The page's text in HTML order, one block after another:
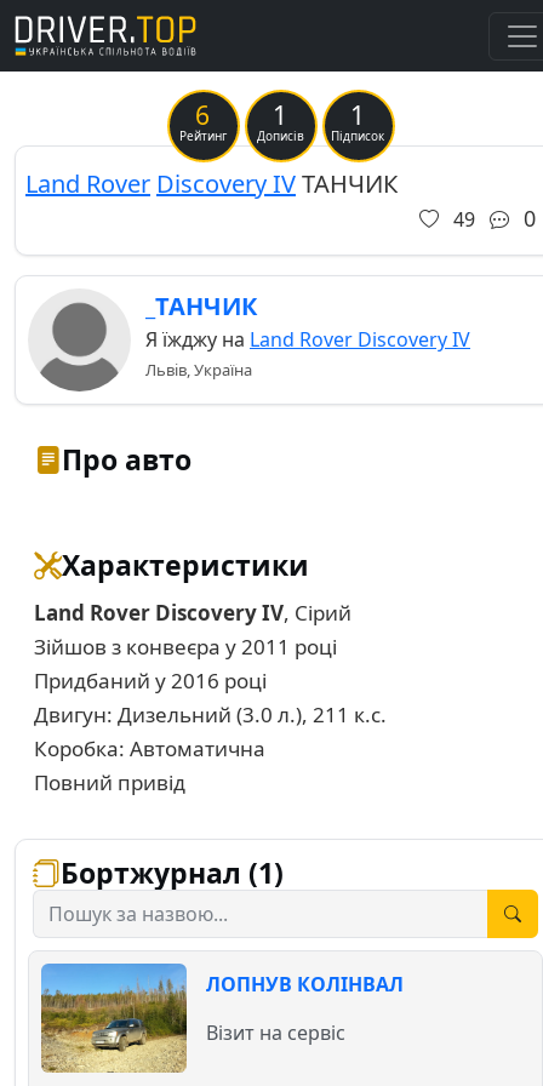
6
Рейтинг
1
Дописів
1
Підписок
Previous
Land Rover Discovery IVТАНЧИК
49 0
_ТАНЧИК
Я їжджу на Land Rover Discovery IV
Львів, Україна
Про авто
Характеристики
Land Rover Discovery IV, Сірий
Зійшов з конвеєра у 2011 році
Придбаний у 2016 році
Двигун: Дизельний (3.0 л.), 211 к.с.
Коробка: Автоматична
Повний привід
Бортжурнал (1)
ЛОПНУВ КОЛІНВАЛ
Візит на сервіс